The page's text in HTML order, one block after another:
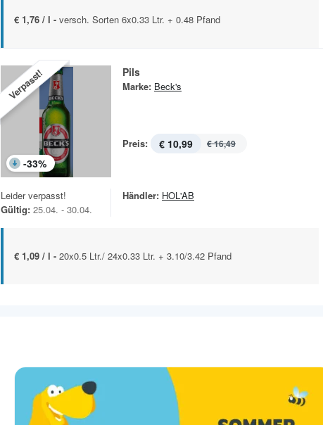
€ 1,76 / l - versch. Sorten 6x0.33 Ltr. + 0.48 Pfand
Verpasst!
-33%
Pils
Marke: Beck's
Preis: € 10,99 € 16,49
Leider verpasst!
Gültig: 25.04. - 30.04.
Händler: HOL'AB
€ 1,09 / l - 20x0.5 Ltr./ 24x0.33 Ltr. + 3.10/3.42 Pfand